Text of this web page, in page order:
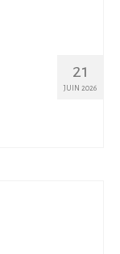
21
JUIN 2026